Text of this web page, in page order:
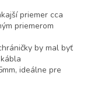
priemer cca
priemerom
by mal byť
ideálne pre